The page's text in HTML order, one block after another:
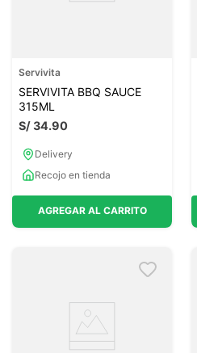
Servivita
SERVIVITA BBQ SAUCE
315ML
S/34.90
Delivery
Recojo en tienda
AGREGAR AL CARRITO